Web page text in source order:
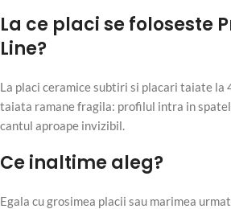
La ce placi se foloseste
Line?
La placi ceramice subtiri si placari taiate la
taiata ramane fragila: profilul intra in
cantul aproape invizibil.
Ce inaltime aleg?
Egala cu grosimea placii sau marimea